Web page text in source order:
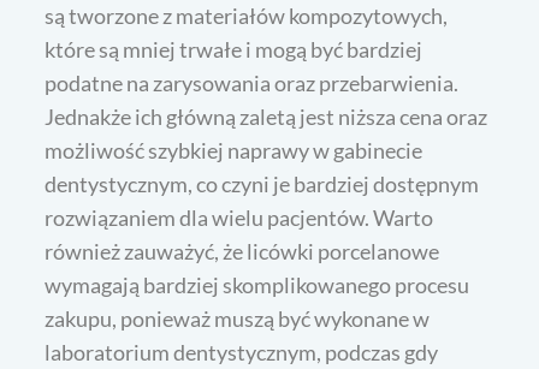
są tworzone z materiałów kompozytowych,
które są mniej trwałe i mogą być bardziej
podatne na zarysowania oraz przebarwienia.
Jednakże ich główną zaletą jest niższa cena oraz
możliwość szybkiej naprawy w gabinecie
dentystycznym, co czyni je bardziej dostępnym
rozwiązaniem dla wielu pacjentów. Warto
również zauważyć, że licówki porcelanowe
wymagają bardziej skomplikowanego procesu
zakupu, ponieważ muszą być wykonane w
laboratorium dentystycznym, podczas gdy